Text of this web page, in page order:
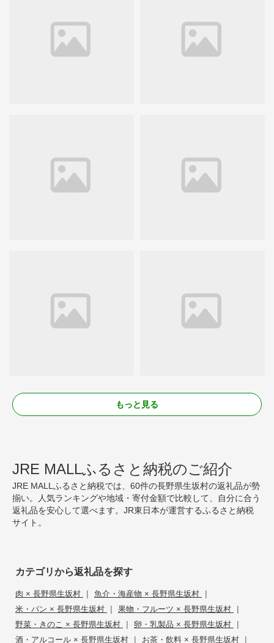
もっと見る
JRE MALLふるさと納税のご紹介
JRE MALLふるさと納税では、60件の長野県生坂村の返礼品が勢
揃い。人気ランキングや地域・寄付金額で比較して、自分に合う
返礼品を安心して選べます。JR東日本が運営するふるさと納税
サイト。
カテゴリから返礼品を探す
肉 × 長野県生坂村 | 魚介・海産物 × 長野県生坂村 |
米・パン × 長野県生坂村 | 果物・フルーツ × 長野県生坂村 |
野菜・きのこ × 長野県生坂村 | 卵・乳製品 × 長野県生坂村 |
酒・アルコール × 長野県生坂村 | お茶・飲料 × 長野県生坂村 |